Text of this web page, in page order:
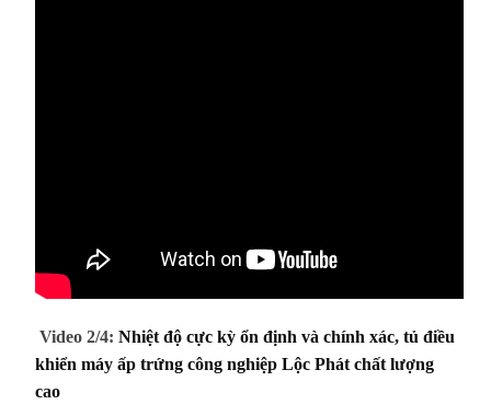
Video 2/4: Nhiệt độ cực kỳ ổn định và chính xác, tủ điều
khiển máy ấp trứng công nghiệp Lộc Phát chất lượng
cao